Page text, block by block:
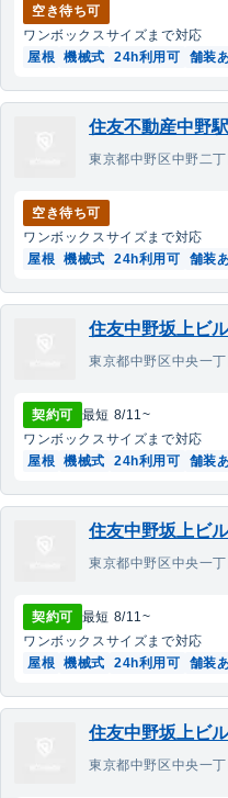
空き待ち可
ワンボックスサイズまで対応
屋根 機械式 24h利用可 舗装
住友不動産中野
東京都中野区中野二
空き待ち可
ワンボックスサイズまで対応
屋根 機械式 24h利用可 舗装
住友中野坂上ビル
東京都中野区中央一
契約可 最短 8/11~
ワンボックスサイズまで対応
屋根 機械式 24h利用可 舗装
住友中野坂上ビル
東京都中野区中央一
契約可 最短 8/11~
ワンボックスサイズまで対応
屋根 機械式 24h利用可 舗装
住友中野坂上ビル
東京都中野区中央一